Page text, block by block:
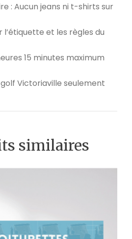
: Aucun jeans ni t-shirts sur
l’étiquette et les règles du
15 minutes maximum
golf Victoriaville seulement
similaires